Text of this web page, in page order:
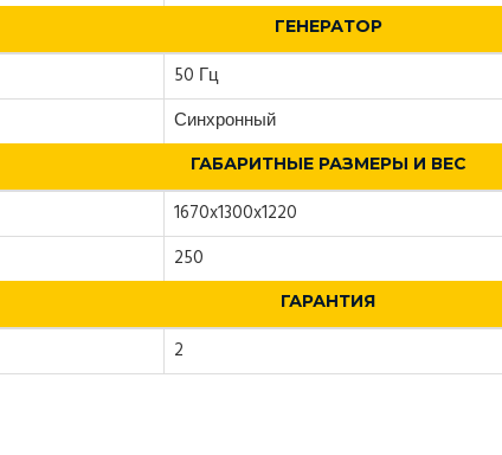
ГЕНЕРАТОР
50 Гц
Синхронный
ГАБАРИТНЫЕ РАЗМЕРЫ И ВЕС
1670x1300x1220
250
ГАРАНТИЯ
2